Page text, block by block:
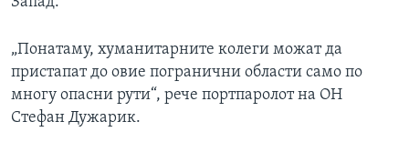
„Понатаму, хуманитарните колеги можат да
пристапат до овие погранични области само по
многу опасни рути“, рече портпаролот на ОН
Стефан Дужарик.